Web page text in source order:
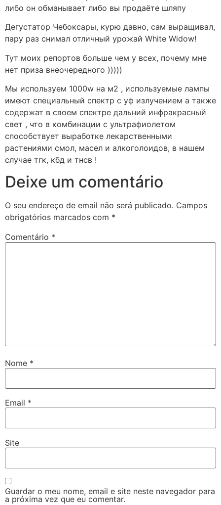
либо он обманывает либо вы продаёте шляпу
Дегустатор Чебоксары, курю давно, сам выращивал,
пару раз снимал отличный урожай White Widow!
Тут моих репортов больше чем у всех, почему мне
нет приза внеочередного )))))
Мы используем 1000w на м2 , используемые лампы
имеют специальный спектр с уф излучением а также
содержат в своем спектре дальний инфракрасный
свет , что в комбинации с ультрафиолетом
способствует выработке лекарственными
растениями смол, масел и алкоголоидов, в нашем
случае тгк, кбд и тнсв !
Deixe um comentário
O seu endereço de email não será publicado. Campos
obrigatórios marcados com *
Comentário *
Nome *
Email *
Site
Guardar o meu nome, email e site neste navegador para
a próxima vez que eu comentar.